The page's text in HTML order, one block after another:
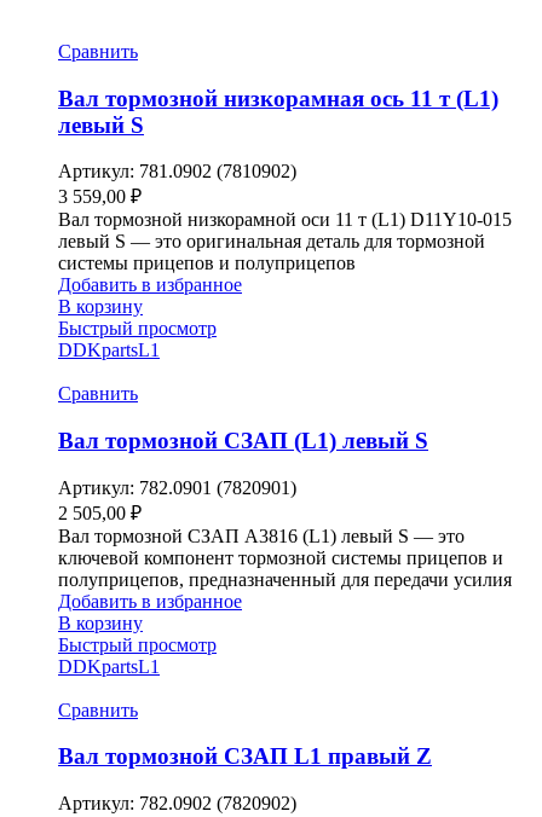
Сравнить
Вал тормозной низкорамная ось 11 т (L1)
левый S
Артикул: 781.0902 (7810902)
3 559,00 ₽
Вал тормозной низкорамной оси 11 т (L1) D11Y10-015
левый S — это оригинальная деталь для тормозной
системы прицепов и полуприцепов
Добавить в избранное
В корзину
Быстрый просмотр
DDKpartsL1
Сравнить
Вал тормозной СЗАП (L1) левый S
Артикул: 782.0901 (7820901)
2 505,00 ₽
Вал тормозной СЗАП A3816 (L1) левый S — это
ключевой компонент тормозной системы прицепов и
полуприцепов, предназначенный для передачи усилия
Добавить в избранное
В корзину
Быстрый просмотр
DDKpartsL1
Сравнить
Вал тормозной СЗАП L1 правый Z
Артикул: 782.0902 (7820902)